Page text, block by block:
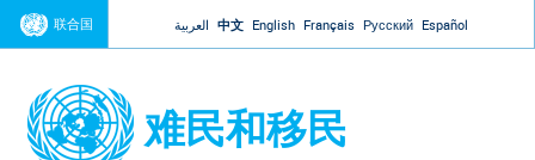
Jump to navigation
联合国 العربية 中文 English Français Русский Español
难民和移民